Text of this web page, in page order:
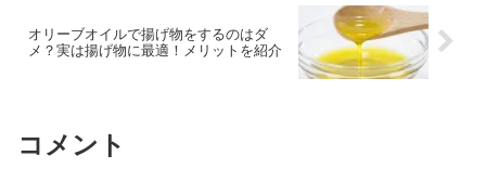
オリーブオイルで揚げ物をするのはダ
メ？実は揚げ物に最適！メリットを紹介
コメント